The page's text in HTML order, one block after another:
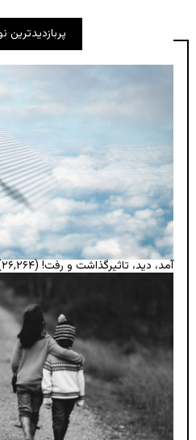
پربازدیدترین
آمد، دید، تاثیرگذاشت و رفت!(۲۶,۲۶۴)